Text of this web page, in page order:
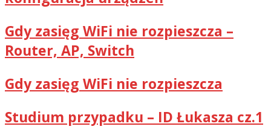
Gdy zasięg WiFi nie rozpieszcza –
Router, AP, Switch
Gdy zasięg WiFi nie rozpieszcza
Studium przypadku – ID Łukasza cz.1